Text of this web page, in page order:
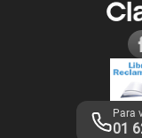
Adquirientes iPhone 6,
Mensaje de Seguridad
Términos y
Libro de
Legales de
Para
01